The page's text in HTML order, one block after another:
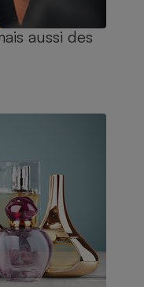
aussi des